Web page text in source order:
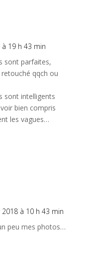
19 h 43 min
sont parfaites,
qqch ou
sont intelligents
bien compris
les vagues…
2018 à 10 h 43 min
peu mes photos…